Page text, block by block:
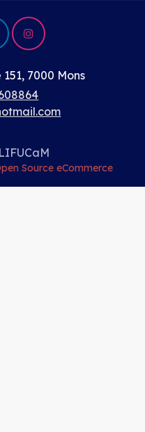
7000 Mons
Source eCommerce